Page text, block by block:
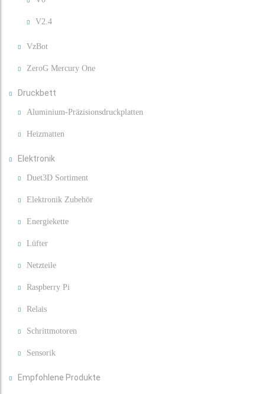
V2.4
VzBot
ZeroG Mercury One
Druckbett
Aluminium-Präzisionsdruckplatten
Heizmatten
Elektronik
Duet3D Sortiment
Elektronik Zubehör
Energiekette
Lüfter
Netzteile
Raspberry Pi
Relais
Schrittmotoren
Sensorik
Empfohlene Produkte